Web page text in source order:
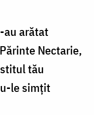
au arătat
Nectarie,
tău
le simţit